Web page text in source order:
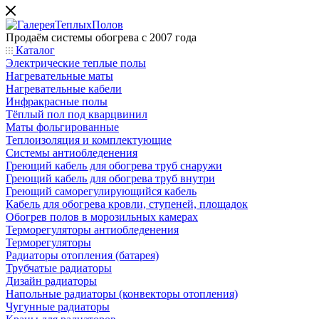
Продаём системы обогрева с 2007 года
Каталог
Электрические теплые полы
Нагревательные маты
Нагревательные кабели
Инфракрасные полы
Тёплый пол под кварцвинил
Маты фольгированные
Теплоизоляция и комплектующие
Системы антиобледенения
Греющий кабель для обогрева труб снаружи
Греющий кабель для обогрева труб внутри
Греющий саморегулирующийся кабель
Кабель для обогрева кровли, ступеней, площадок
Обогрев полов в морозильных камерах
Терморегуляторы антиобледенения
Терморегуляторы
Радиаторы отопления (батарея)
Трубчатые радиаторы
Дизайн радиаторы
Напольные радиаторы (конвекторы отопления)
Чугунные радиаторы